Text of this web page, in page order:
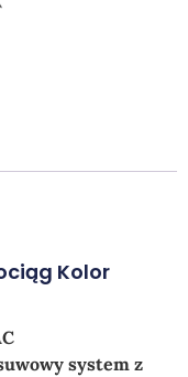
Kolor
system z